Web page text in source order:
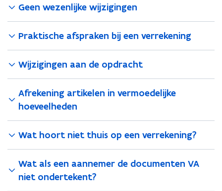
Geen wezenlijke wijzigingen
Praktische afspraken bij een verrekening
Wijzigingen aan de opdracht
Afrekening artikelen in vermoedelijke
hoeveelheden
Wat hoort niet thuis op een verrekening?
Wat als een aannemer de documenten VA
niet ondertekent?